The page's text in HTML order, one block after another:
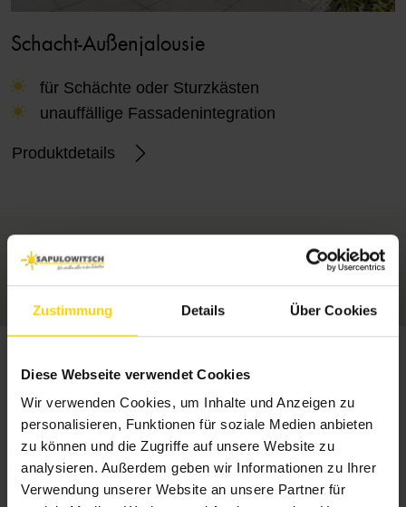
Zustimmung Details Über Cookies
Diese Webseite verwendet Cookies
Wir verwenden Cookies, um Inhalte und Anzeigen zu
personalisieren, Funktionen für soziale Medien anbieten
zu können und die Zugriffe auf unsere Website zu
analysieren. Außerdem geben wir Informationen zu Ihrer
Verwendung unserer Website an unsere Partner für
Schacht-Außenjalousie
für Schächte oder Sturzkästen
unauffällige Fassadenintegration
Produktdetails
Jetzt unverbindliches Angebot
anfordern!
Die Vorteile unserer
Außenjalousien für Mainz:
Mehr Komfort und
Effizienz für Ihr Zuhause